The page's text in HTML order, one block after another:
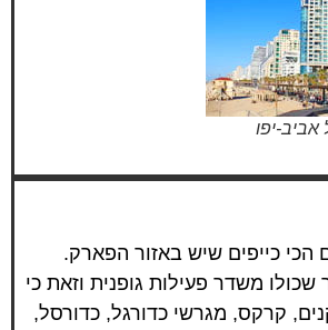
יפו
הכי כייפים שיש באזור הפארק.
שכולו משדר פעילות גופנית וזאת כי
קרקס, מגרשי כדורגל, כדורסל,